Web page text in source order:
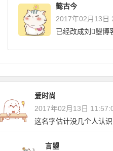
懿古今
2017年02月13日
已经改成刘曌博
爱时尚
2017年02月13日
这名字估计没几个人认
言曌